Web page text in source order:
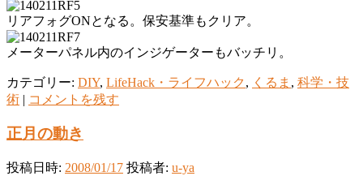
リアフォグONとなる。保安基準もクリア。
メーターパネル内のインジゲーターもバッチリ。
カテゴリー: DIY, LifeHack・ライフハック , くるま , 科学・技
術 | コメントを残す
正月の動き
投稿日時: 2008/01/17 投稿者: u-ya